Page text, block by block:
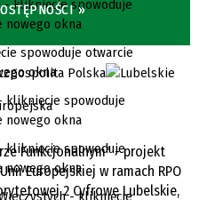
»
Funkcjonalnym" - projekt
Europejskiej w ramach RPO
2 Cyfrowe Lubelskie,